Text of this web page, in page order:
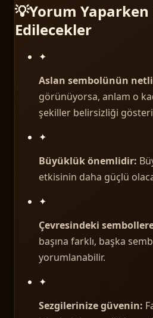
💡Yorum
Edilecekler
✦
Aslan sembolünün
görünüyorsa, anlam o
şekiller belirsizliği
✦
Büyüklük önemlidir:
etkisinin daha güçlü
✦
Çevresindeki
başına farklı, başka
yorumlanabilir.
✦
Sezgilerinize güvenin: